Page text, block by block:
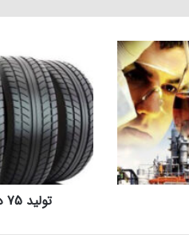
تولید 75 درصدی نیاز کشور به لاستیک خودرو در داخل